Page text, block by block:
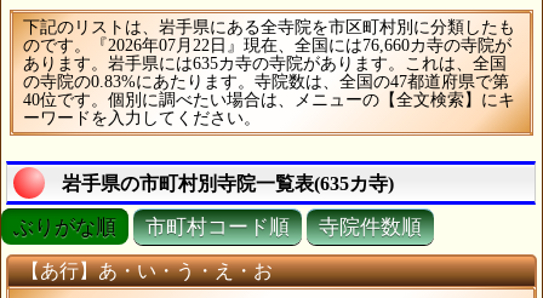
下記のリストは、岩手県にある全寺院を市区町村別に分類したも
のです。『2026年07月22日』現在、全国には76,660カ寺の寺院が
あります。岩手県には635カ寺の寺院があります。これは、全国
の寺院の0.83%にあたります。寺院数は、全国の47都道府県で第
40位です。個別に調べたい場合は、メニューの【全文検索】にキ
ーワードを入力してください。
岩手県の市町村別寺院一覧表(635カ寺)
ぶりがな順 市町村コード順 寺院件数順
【あ行】あ・い・う・え・お